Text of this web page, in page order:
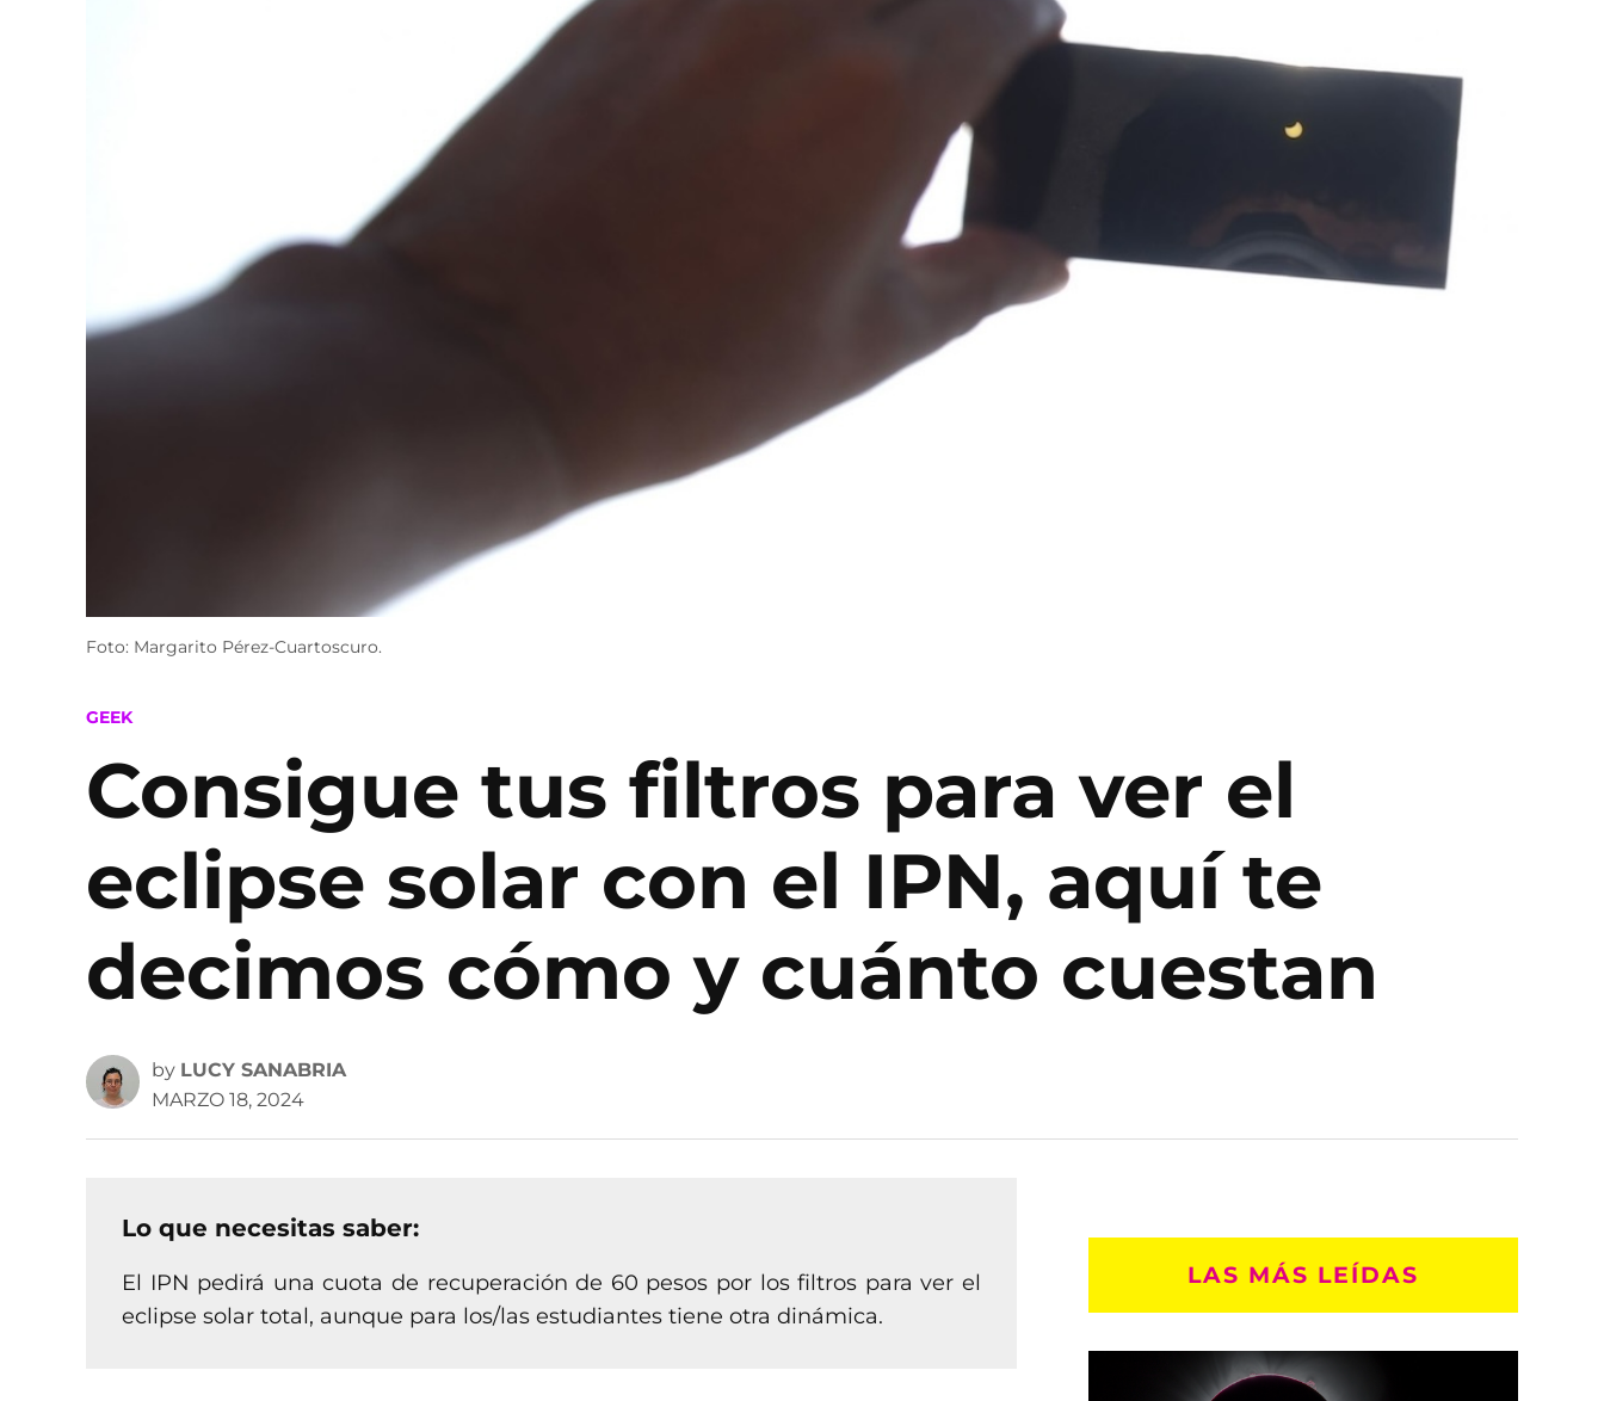
Foto: Margarito Pérez-Cuartoscuro.
POSTED
GEEK
Consigue tus filtros para ver el
eclipse solar con el IPN, aquí te
decimos cómo y cuánto cuestan
by LUCY SANABRIA
MARZO 18, 2024
Lo que necesitas saber:
El IPN pedirá una cuota de recuperación de 60 pesos por los filtros para ver el
eclipse solar total, aunque para los/las estudiantes tiene otra dinámica.
LAS MÁS LEÍDAS